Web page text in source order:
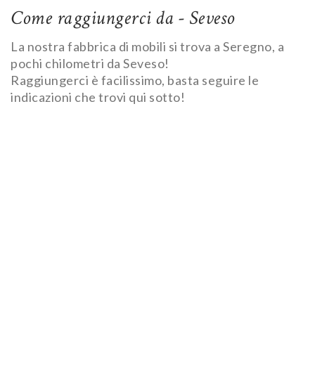
Come raggiungerci da - Seveso
La nostra fabbrica di mobili si trova a Seregno, a
pochi chilometri da Seveso!
Raggiungerci è facilissimo, basta seguire le
indicazioni che trovi qui sotto!